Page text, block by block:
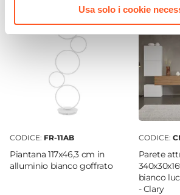
Usa solo i cookie
CODICE: FR-11AB
Piantana 117x46,3 cm in
alluminio bianco goffrato
CODICE:
Parete
bianco
- Clary